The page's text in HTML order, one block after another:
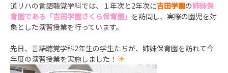
道リハの言語聴覚学科では、１年次と2年次に吉田学園の姉妹保
育園である「吉田学園さくら保育園」 を訪問し、実際の園児を対
象とした演習授業を行っています。
先日、言語聴覚学科2年生の学生たちが、姉妹保育園を訪れて今
年度の演習授業を実施しました！